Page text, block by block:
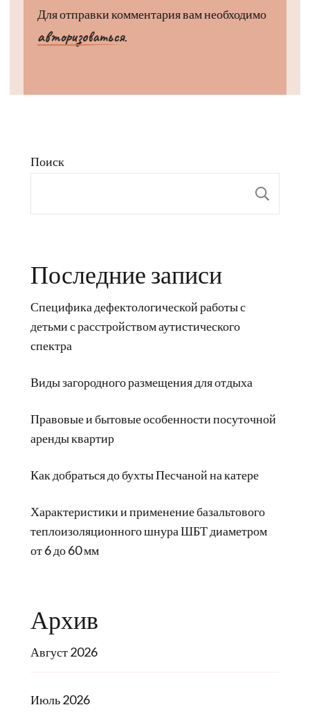
Для отправки комментария вам необходимо
авторизоваться.
Поиск
Последние записи
Специфика дефектологической работы с
детьми с расстройством аутистического
спектра
Виды загородного размещения для отдыха
Правовые и бытовые особенности посуточной
аренды квартир
Как добраться до бухты Песчаной на катере
Характеристики и применение базальтового
теплоизоляционного шнура ШБТ диаметром
от 6 до 60 мм
Архив
Август 2026
Июль 2026